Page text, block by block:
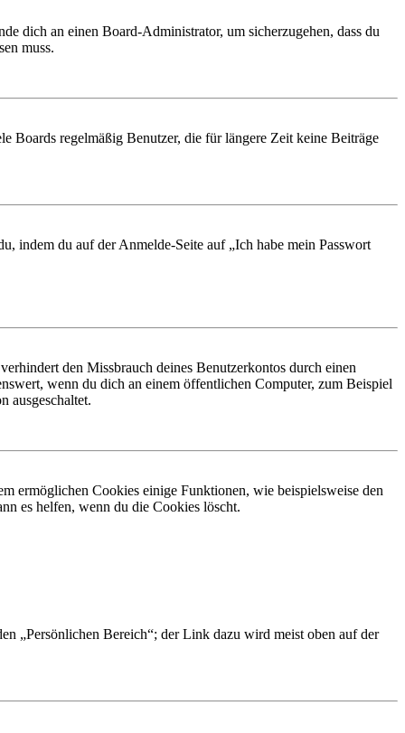
dich an einen Board-Administrator, um sicherzugehen, dass du
muss.
Boards regelmäßig Benutzer, die für längere Zeit keine Beiträge
indem du auf der Anmelde-Seite auf „Ich habe mein Passwort
den Missbrauch deines Benutzerkontos durch einen
wenn du dich an einem öffentlichen Computer, zum Beispiel
ausgeschaltet.
ermöglichen Cookies einige Funktionen, wie beispielsweise den
es helfen, wenn du die Cookies löscht.
„Persönlichen Bereich“; der Link dazu wird meist oben auf der